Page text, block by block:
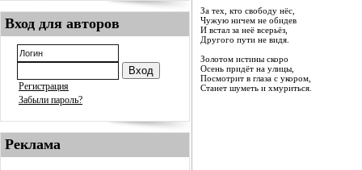
Вход для авторов
Регистрация
Забыли пароль?
Реклама
За тех, кто свободу нёс,
Чужую ничем не обидев
И встал за неё всерьёз,
Другого пути не видя.
Золотом истины скоро
Осень придёт на улицы,
Посмотрит в глаза с укором,
Станет шуметь и хмуриться.